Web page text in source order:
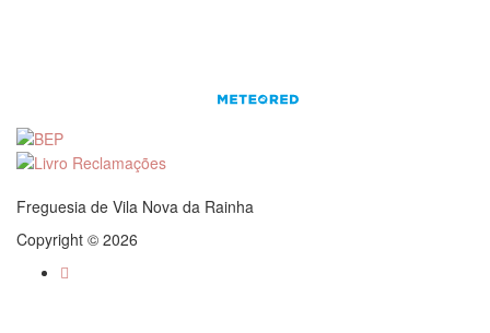
Freguesia de Vila Nova da Rainha
Copyright © 2026